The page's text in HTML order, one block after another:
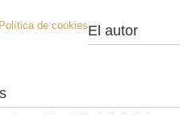
Política de cookiesEl autor